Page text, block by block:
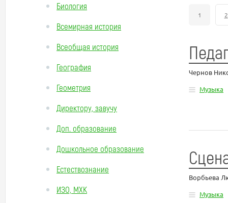
Биология
Всемирная история
Всеобщая история
География
Геометрия
Директору, завучу
Доп. образование
Дошкольное образование
Естествознание
ИЗО, МХК
1 2
Чернов
Музыка
Ворбьева
Музыка